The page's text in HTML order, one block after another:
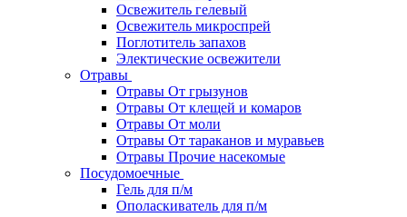
Освежитель гелевый
Освежитель микроспрей
Поглотитель запахов
Электические освежители
Отравы
Отравы От грызунов
Отравы От клещей и комаров
Отравы От моли
Отравы От тараканов и муравьев
Отравы Прочие насекомые
Посудомоечные
Гель для п/м
Ополаскиватель для п/м